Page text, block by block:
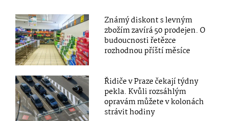
Známý diskont s levným
zbožím zavírá 50 prodejen. O
budoucnosti řetězce
rozhodnou příští měsíce
Řidiče v Praze čekají týdny
pekla. Kvůli rozsáhlým
opravám můžete v kolonách
strávit hodiny